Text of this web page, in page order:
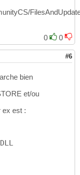
0
0
#6
bien
et/ou
ex est :